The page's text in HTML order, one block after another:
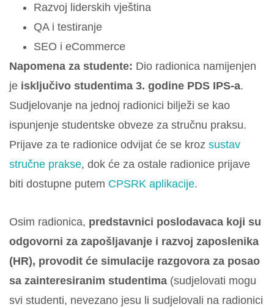
Razvoj liderskih vještina
QA i testiranje
SEO i eCommerce
Napomena za studente: Dio radionica namijenjen
je isključivo studentima 3. godine PDS IPS-a.
Sudjelovanje na jednoj radionici bilježi se kao
ispunjenje studentske obveze za stručnu praksu.
Prijave za te radionice odvijat će se kroz sustav
stručne prakse, dok će za ostale radionice prijave
biti dostupne putem CPSRK aplikacije.
Osim radionica, predstavnici poslodavaca koji su
odgovorni za zapošljavanje i razvoj zaposlenika
(HR), provodit će simulacije razgovora za posao
sa zainteresiranim studentima (sudjelovati mogu
svi studenti, nevezano jesu li sudjelovali na radionici